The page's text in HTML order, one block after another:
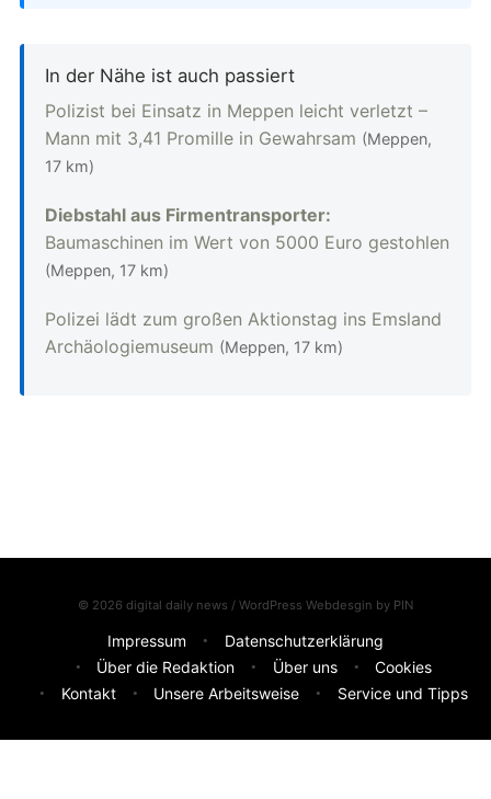
In der Nähe ist auch passiert
Polizist bei Einsatz in Meppen leicht verletzt –
Mann mit 3,41 Promille in Gewahrsam (Meppen,
17 km)
Diebstahl aus Firmentransporter:
Baumaschinen im Wert von 5000 Euro gestohlen
(Meppen, 17 km)
Polizei lädt zum großen Aktionstag ins Emsland
Archäologiemuseum (Meppen, 17 km)
© 2026 digital daily news / WordPress Webdesgin by PIN
Impressum
Datenschutzerklärung
Über die Redaktion
Über uns
Cookies
Kontakt
Unsere Arbeitsweise Service und Tipps